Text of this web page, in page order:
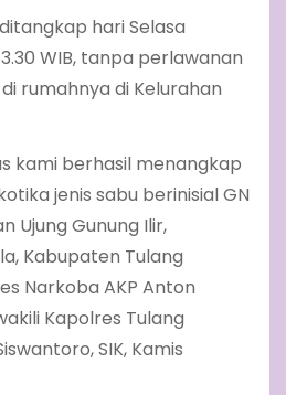
hari Selasa
WIB, tanpa perlawanan
rumahnya di Kelurahan
kami berhasil menangkap
jenis sabu berinisial GN
Ujung Gunung Ilir,
Kabupaten Tulang
Narkoba AKP Anton
Kapolres Tulang
SIK, Kamis